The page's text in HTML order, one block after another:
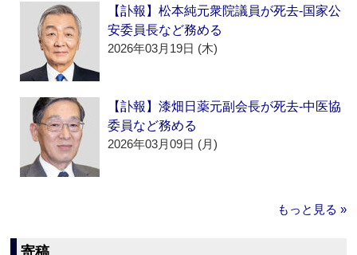
【訃報】松本純元衆院議員が死去‐国家公
安委員長など務める
2026年03月19日 (木)
【訃報】漆畑日薬元副会長が死去‐中医協
委員など務める
2026年03月09日 (月)
もっと見る »